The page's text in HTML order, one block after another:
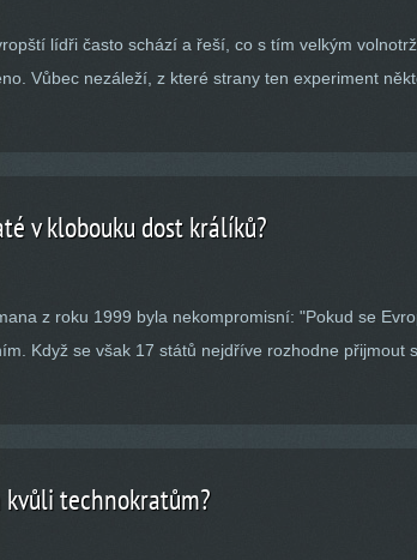
lídři často schází a řeší, co s tím velkým
Vůbec nezáleží, z které strany ten experiment
v klobouku dost králíků?
z roku 1999 byla nekompromisní: "Pokud se
Když se však 17 států nejdříve rozhodne
kvůli technokratům?